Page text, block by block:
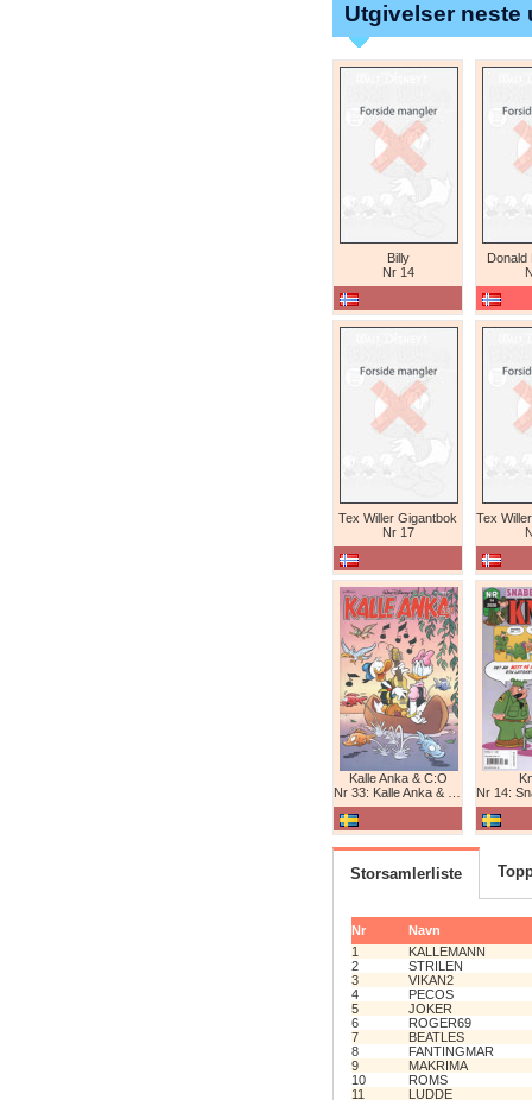
Utgivelser neste
Billy
Nr 14
Donald
Tex Willer Gigantbok
Nr 17
Kalle Anka & C:O
Nr 33: Kalle Anka & C:O
Nr 14:
Storsamlerliste
Nr
Navn
1
KALLEMANN
2
STRILEN
3
VIKAN2
4
PECOS
5
JOKER
6
ROGER69
7
BEATLES
8
FANTINGMAR
9
MAKRIMA
10
ROMS
11
LUDDE